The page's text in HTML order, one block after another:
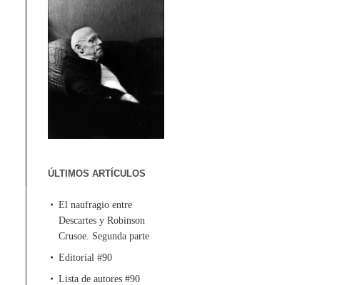
ÚLTIMOS ARTÍCULOS
El naufragio entre
Descartes y Robinson
Crusoe. Segunda parte
Editorial #90
Lista de autores #90